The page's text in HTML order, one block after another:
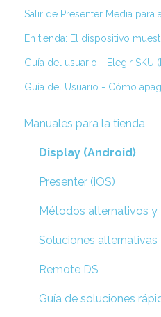
Salir de Presenter Media para
En tienda: El dispositivo
Guía del usuario - Elegir SKU
Guía del Usuario - Cómo
Manuales para la tienda
Display (Android)
Presenter (iOS)
Métodos alternativos y
Soluciones alternativas
Remote DS
Guía de soluciones